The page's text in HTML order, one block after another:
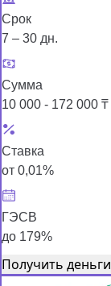
Срок
7 – 30 дн.
Сумма
10 000 - 172 000 ₸
Ставка
от 0,01%
ГЭСВ
до 179%
Получить деньги